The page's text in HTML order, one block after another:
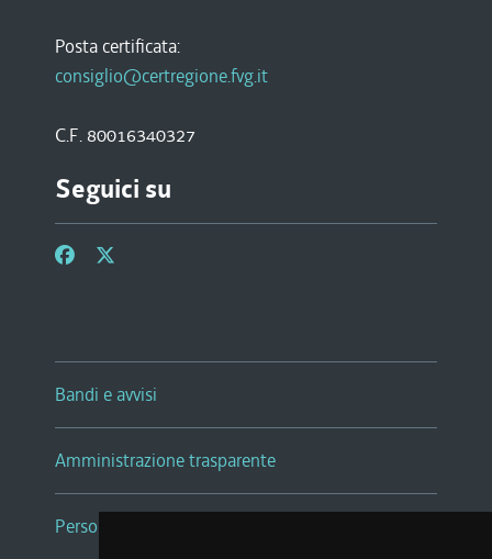
Posta certificata:
consiglio@certregione.fvg.it
C.F. 80016340327
Seguici su
Bandi e avvisi
Amministrazione trasparente
Persone e Uffici